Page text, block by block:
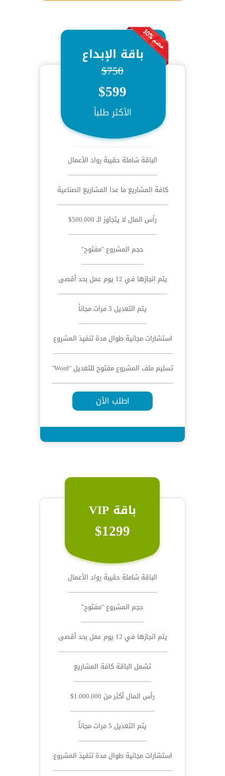
باقة الإبداع
$750
$599
الأكثر طلباً
الباقة شاملة حقيبة رواد الأعمال
كافة المشاريع ما عدا المشاريع الصناعية
رأس المال لا يتجاوز الـ 500.000$
حجم المشروع "مفتوح"
يتم انجازها في 12 يوم عمل بحد أقصى
يتم التعديل 3 مرات مجاناً
استشارات مجانية طوال مدة تنفيذ المشروع
تسليم ملف المشروع مفتوح للتعديل "Word"
اطلب الأن
باقة VIP
$1299
الباقة شاملة حقيبة رواد الأعمال
حجم المشروع "مفتوح"
يتم انجازها في 12 يوم عمل بحد أقصى
تشمل الباقة كافة المشاريع
رأس المال أكثر من 1.000.000$
يتم التعديل 5 مرات مجاناً
استشارات مجانية طوال مدة تنفيذ المشروع